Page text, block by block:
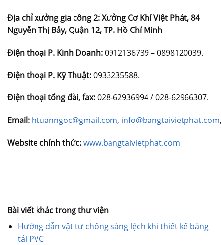
Địa chỉ xưởng gia công 2:Xưởng Cơ Khí Việt Phát, 84
Nguyễn Thị Bảy, Quận 12, TP. Hồ Chí Minh
Điện thoại P. Kinh Doanh:0912136739 – 0898120039.
Điện thoại P. Kỹ Thuật:0933235588.
Điện thoại tổng đài, fax:028-62936994 / 028-62966307.
Email: htuanngoc@gmail.com, info@bangtaivietphat.com
Website chính thức:www.bangtaivietphat.com
Bài viết khác trong thư viện
Hướng dẫn vật tư chống sàng lệch khi thiết kế băng
tải PVC